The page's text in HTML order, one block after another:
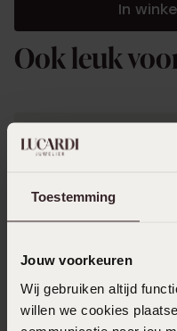
Toestemming
Jouw voorkeuren
Wij gebruiken altijd
willen we cookies
In
Ook leuk